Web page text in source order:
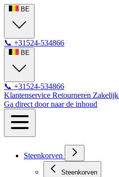
BE
📞 +31524-534866
BE
📞 +31524-534866
Klantenservice Retourneren Zakelijk
Ga direct door naar de inhoud
Steenkorven
Steenkorven